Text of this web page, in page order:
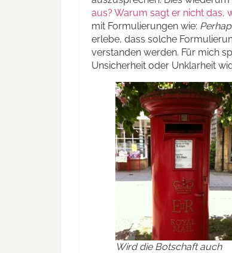
aus? Warum sagt er nicht das,
mit Formulierungen wie:
erlebe, dass solche
verstanden werden. Für mich
Unsicherheit oder Unklarheit
Wird die Botschaft auch